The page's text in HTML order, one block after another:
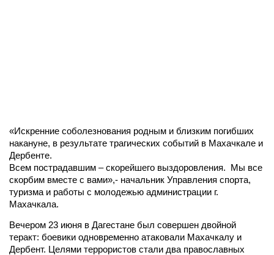
«Искренние соболезнования родным и близким погибших
накануне, в результате трагических событий в Махачкале и
Дербенте.
Всем пострадавшим – скорейшего выздоровления. Мы все
скорбим вместе с вами»,- начальник Управления спорта,
туризма и работы с молодежью администрации г.
Махачкала.
Вечером 23 июня в Дагестане был совершен двойной
теракт: боевики одновременно атаковали Махачкалу и
Дербент. Целями террористов стали два православных